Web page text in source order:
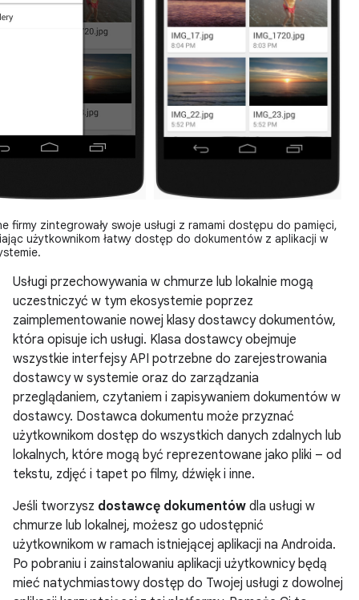
firmy zintegrowały swoje usługi z ramami dostępu do pamięci,
użytkownikom łatwy dostęp do dokumentów z aplikacji w
Usługi przechowywania w chmurze lub lokalnie mogą
uczestniczyć w tym ekosystemie poprzez
zaimplementowanie nowej klasy dostawcy dokumentów,
która opisuje ich usługi. Klasa dostawcy obejmuje
wszystkie interfejsy API potrzebne do zarejestrowania
dostawcy w systemie oraz do zarządzania
przeglądaniem, czytaniem i zapisywaniem dokumentów w
dostawcy. Dostawca dokumentu może przyznać
użytkownikom dostęp do wszystkich danych zdalnych lub
lokalnych, które mogą być reprezentowane jako pliki – od
tekstu, zdjęć i tapet po filmy, dźwięk i inne.
Jeśli tworzysz dostawcę dokumentów dla usługi w
chmurze lub lokalnej, możesz go udostępnić
użytkownikom w ramach istniejącej aplikacji na Androida.
Po pobraniu i zainstalowaniu aplikacji użytkownicy będą
mieć natychmiastowy dostęp do Twojej usługi z dowolnej